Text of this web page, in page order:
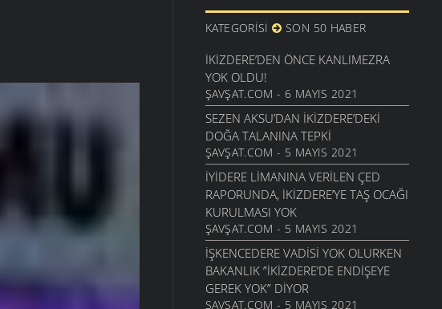
KATEGORISI SON 50 HABER
İKIZDERE’DEN ÖNCE KANLIMEZRA
YOK OLDU!
ŞAVŞAT.COM - 6 MAYIS 2021
SEZEN AKSU’DAN İKIZDERE’DEKI
DOĞA TALANINA TEPKI
ŞAVŞAT.COM - 5 MAYIS 2021
İYIDERE LIMANINA VERILEN ÇED
RAPORUNDA, İKIZDERE’YE TAŞ OCAĞI
KURULMASI YOK
ŞAVŞAT.COM - 5 MAYIS 2021
İŞKENCEDERE VADISI YOK OLURKEN
BAKANLIK ”İKIZDERE’DE ENDIŞEYE
GEREK YOK” DIYOR
ŞAVŞAT.COM - 5 MAYIS 2021